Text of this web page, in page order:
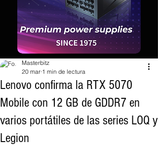
Lenovo confirma la RTX 5070
Mobile con 12 GB de GDDR7 en
varios portátiles de las series LOQ y
Legion
Masterbitz
20 mar 1 min de lectura